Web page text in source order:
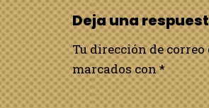
Deja una
Tu dirección de
marcados con*